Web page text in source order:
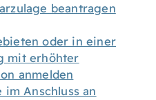
beantragen
oder in einer
mit erhöhter
anmelden
Anschluss an